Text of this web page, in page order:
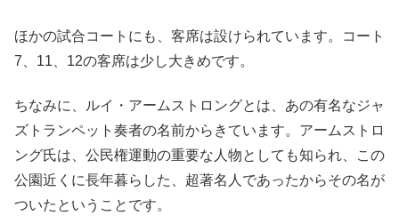
ほかの試合コートにも、客席は設けられています。コート
7、11、12の客席は少し大きめです。
ちなみに、ルイ・アームストロングとは、あの有名なジャ
ズトランペット奏者の名前からきています。アームストロ
ング氏は、公民権運動の重要な人物としても知られ、この
公園近くに長年暮らした、超著名人であったからその名が
ついたということです。